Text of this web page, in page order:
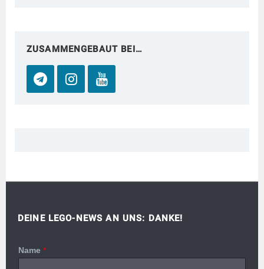
ZUSAMMENGEBAUT BEI…
DEINE LEGO-NEWS AN UNS: DANKE!
Name *